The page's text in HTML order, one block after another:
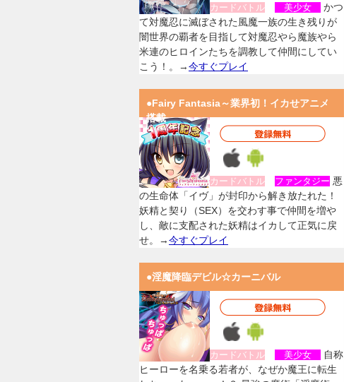
カードバトル 美少女
かつ
て対魔忍に滅ぼされた風魔一族の生き残りが
闇世界の覇者を目指して対魔忍やら魔族やら
米連のヒロインたちを調教して仲間にしてい
こう！。→今すぐプレイ
●Fairy Fantasia～業界初！イカせアニメ
搭載
カードバトル ファンタジー 悪
の生命体「イヴ」が封印から解き放たれた！
妖精と契り（SEX）を交わす事で仲間を増や
し、敵に支配された妖精はイカして正気に戻
せ。→今すぐプレイ
●淫魔降臨デビル☆カーニバル
カードバトル 美少女
自称
ヒーローを名乗る若者が、なぜか魔王に転生